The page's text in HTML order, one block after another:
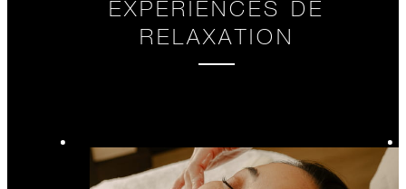
EXPÉRIENCES DE
RELAXATION